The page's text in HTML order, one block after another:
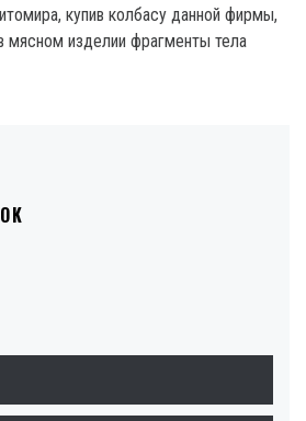
купив колбасу данной фирмы,
мясном изделии фрагменты тела